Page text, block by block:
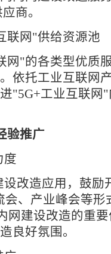
商。
联网"供给资源池
网"的各类型优质
依托工业互联网
"5G+工业互联网
验推广
度
改造应用，鼓励
会、产业峰会等形
网建设改造的重
良好氛围。